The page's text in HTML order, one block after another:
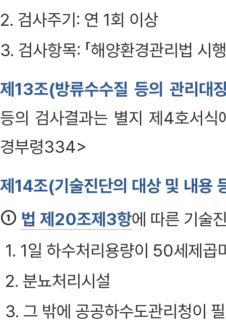
2. 검사주기: 연 1회 이상
3. 검사항목: 「해양환경관리법 시
제13조(방류수수질 등의 관리대
등의 검사결과는 별지 제4호서
경부령334>
제14조(기술진단의 대상 및 내용
① 법 제20조제3항에 따른 기술
1. 1일 하수처리용량이 50세제곱
2. 분뇨처리시설
3. 그 밖에 공공하수도관리청이